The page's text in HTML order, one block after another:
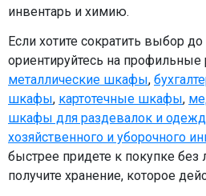
инвентарь и химию.
Если хотите сократить выбор
ориентируйтесь на профильные
металлические шкафы,
шкафы, картотечные шкафы,
шкафы для раздевалок и
хозяйственного и уборочного
быстрее придете к покупке
получите хранение, которое